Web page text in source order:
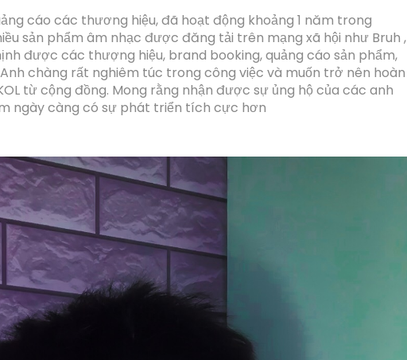
cáo các thương hiệu, đã hoạt động khoảng 1 năm trong
sản phẩm âm nhạc được đăng tải trên mạng xã hội như Bruh ,
được các thượng hiệu, brand booking, quảng cáo sản phẩm,
chàng rất nghiêm túc trong công việc và muốn trở nên hoàn
từ cộng đồng. Mong rằng nhận được sự ủng hộ của các anh
ngày càng có sự phát triển tích cực hơn